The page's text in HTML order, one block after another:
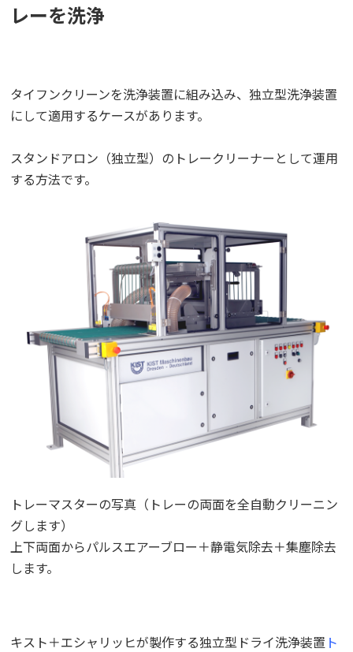
レーを洗浄
タイフンクリーンを洗浄装置に組み込み、独立型洗浄装置
にして適用するケースがあります。
スタンドアロン（独立型）のトレークリーナーとして運用
する方法です。
トレーマスターの写真（トレーの両面を全自動クリーニン
グします）
上下両面からパルスエアーブロー＋静電気除去＋集塵除去
します。
キスト＋エシャリッヒが製作する独立型ドライ洗浄装置 ト